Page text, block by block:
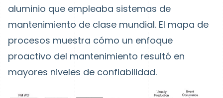
aluminio que empleaba sistemas de
mantenimiento de clase mundial. El mapa de
procesos muestra cómo un enfoque
proactivo del mantenimiento resultó en
mayores niveles de confiabilidad.